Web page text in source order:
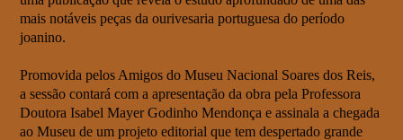
mais notáveis peças da ourivesaria portuguesa do período
joanino.
Promovida pelos Amigos do Museu Nacional Soares dos Reis,
a sessão contará com a apresentação da obra pela Professora
Doutora Isabel Mayer Godinho Mendonça e assinala a chegada
ao Museu de um projeto editorial que tem despertado grande